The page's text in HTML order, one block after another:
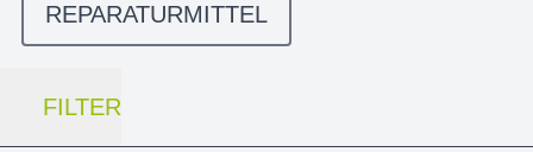
REPARATURMITTEL
FILTER